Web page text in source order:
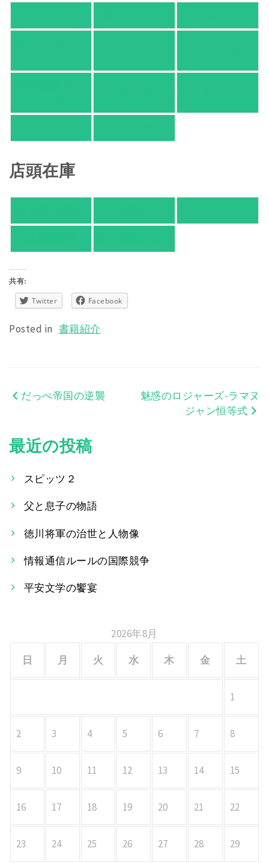
店頭在庫
共有:
Twitter Facebook
Posted in 書籍紹介
投
ナ
ビ
シ
ョ
ン
だっぺ帝国の逆襲
魅惑のロジャーズ-ラマヌ
ジャン恒等式
最近の投稿
スピッツ２
父と息子の物語
徳川将軍の治世と人物像
情報通信ルールの国際競争
平安文学の饗宴
2026年8月
日
月 火 水 木 金 土
1
2 3 4 5 6 7 8
9 10 11 12 13 14 15
16 17 18 19 20 21 22
23 24 25 26 27 28 29